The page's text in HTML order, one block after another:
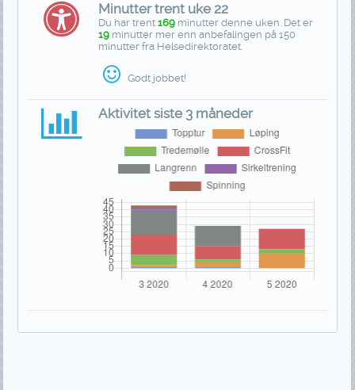
Minutter trent uke 22
Du har trent169 minutter denne uken. Det er
19 minutter mer enn anbefalingen på 150
minutter fra Helsedirektoratet.
Godt jobbet!
Aktivitet siste 3 måneder